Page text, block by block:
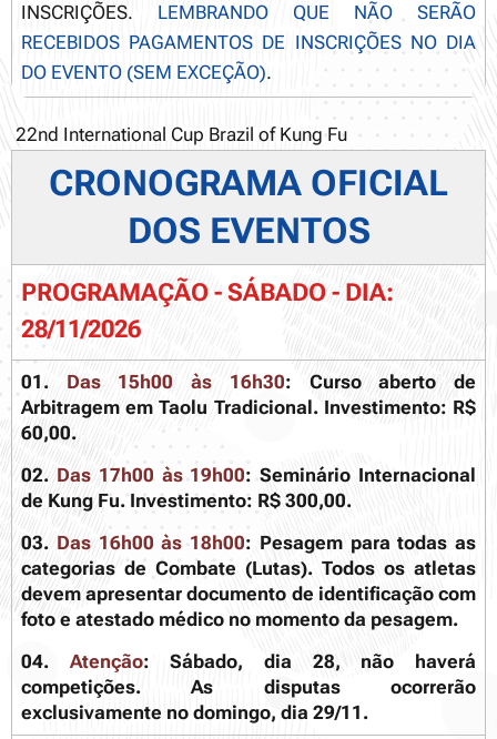
INSCRIÇÕES. LEMBRANDO QUE NÃO SERÃO
RECEBIDOS PAGAMENTOS DE INSCRIÇÕES NO DIA
DO EVENTO (SEM EXCEÇÃO).
22nd International Cup Brazil of Kung Fu
CRONOGRAMA OFICIAL
DOS EVENTOS
PROGRAMAÇÃO - SÁBADO - DIA:
28/11/2026
01. Das 15h00 às 16h30: Curso aberto de
Arbitragem em Taolu Tradicional. Investimento: R$
60,00.
02. Das 17h00 às 19h00: Seminário Internacional
de Kung Fu. Investimento: R$ 300,00.
03. Das 16h00 às 18h00: Pesagem para todas as
categorias de Combate (Lutas). Todos os atletas
devem apresentar documento de identificação com
foto e atestado médico no momento da pesagem.
04. Atenção:Sábado, dia 28, não haverá
competições. As disputas ocorrerão
exclusivamente no domingo, dia 29/11.